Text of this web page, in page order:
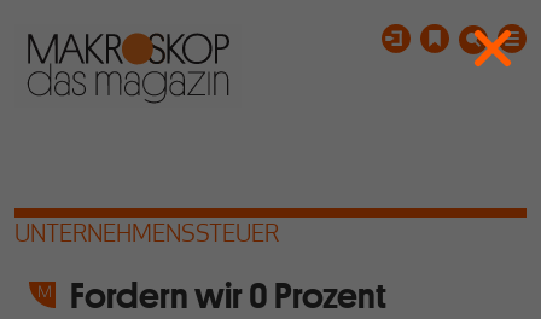
UNTERNEHMENSSTEUER
Fordern wir 0 Prozent